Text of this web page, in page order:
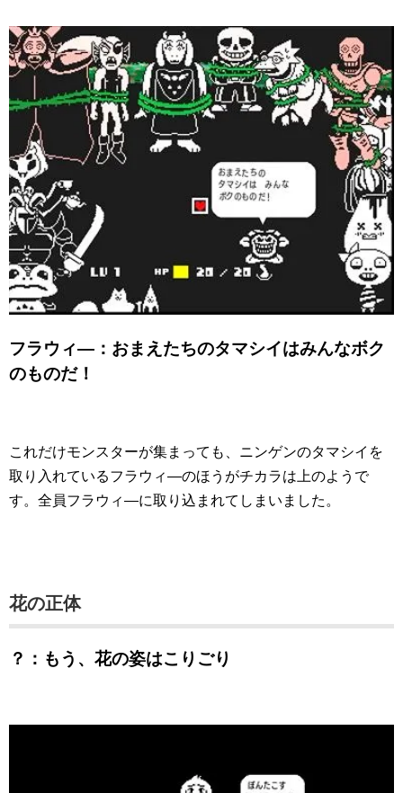
フラウィ―：おまえたちのタマシイはみんなボク
のものだ！
これだけモンスターが集まっても、ニンゲンのタマシイを
取り入れているフラウィ―のほうがチカラは上のようで
す。全員フラウィ―に取り込まれてしまいました。
花の正体
？：もう、花の姿はこりごり